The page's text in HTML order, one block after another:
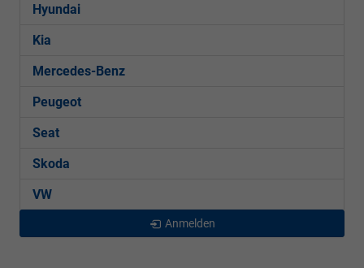
Hyundai
Kia
Mercedes-Benz
Peugeot
Seat
Skoda
VW
Anmelden